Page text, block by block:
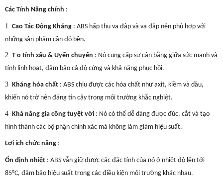
Các Tính Năng chính :
1 Cao Tác Động Kháng : ABS hấp thụ va đập và va đập nên phù hợp với
những sản phẩm cần độ bền.
2 T o tính xấu & Uyển chuyển : Nó cung cấp sự cân bằng giữa sức mạnh và
tính linh hoạt, đảm bảo cả độ cứng và khả năng phục hồi.
3 Kháng hóa chất : ABS chịu được các hóa chất như axit, kiềm và dầu,
khiến nó trở nên đáng tin cậy trong môi trường khắc nghiệt.
4 Khả năng gia công tuyệt vời : Nó có thể dễ dàng được đúc, cắt và tạo
hình thành các bộ phận chính xác mà không làm giảm hiệu suất.
Lợi ích chức năng :
Ổn định nhiệt : ABS vẫn giữ được các đặc tính của nó ở nhiệt độ lên tới
85°C, đảm bảo hiệu suất trong các điều kiện môi trường khác nhau.